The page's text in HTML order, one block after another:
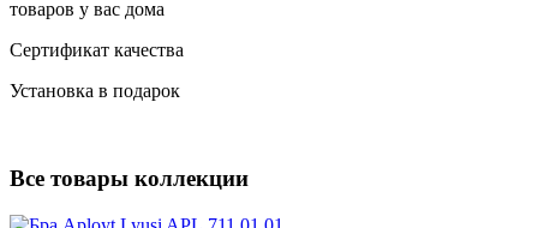
товаров у вас дома
Сертификат качества
Установка в подарок
Все товары коллекции